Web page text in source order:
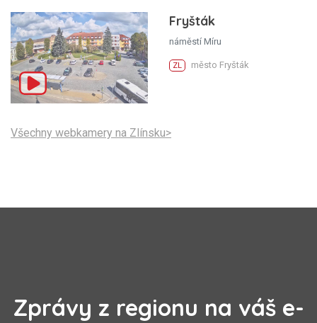
Fryšták
náměstí Míru
ZL město Fryšták
Všechny webkamery na Zlínsku>
Zprávy z regionu na váš e-